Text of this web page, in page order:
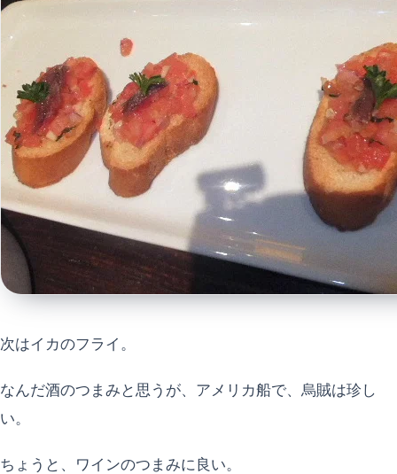
次はイカのフライ。
なんだ酒のつまみと思うが、アメリカ船で、烏賊は珍し
い。
ちょうと、ワインのつまみに良い。